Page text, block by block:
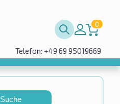
0
Telefon: +49 69 95019669
Suche